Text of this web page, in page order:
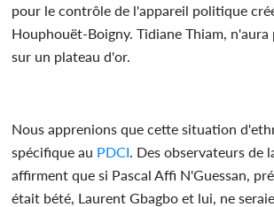
pour le contrôle de l'appareil politique
Houphouët-Boigny. Tidiane Thiam, n'aura
sur un plateau d'or.
Nous apprenions que cette situation
spécifique au PDCI . Des observateurs de
affirment que si Pascal Affi N'Guessan,
était bété, Laurent Gbagbo et lui, ne